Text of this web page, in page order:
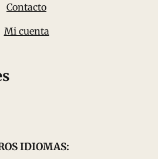
Contacto
Mi cuenta
IDIOMAS: